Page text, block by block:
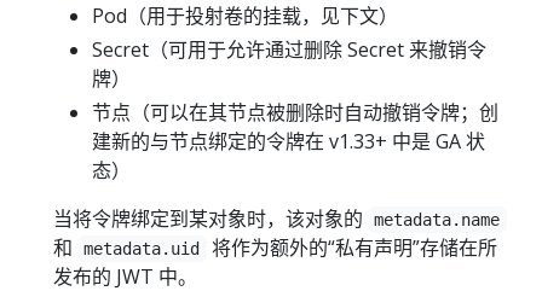
Pod（用于投射卷的挂载，见下文）
Secret（可用于允许通过删除 Secret 来撤销令
牌）
节点（可以在其节点被删除时自动撤销令牌；创
建新的与节点绑定的令牌在 v1.33+ 中是 GA 状
态）
当将令牌绑定到某对象时，该对象的
metadata.name
和 metadata.uid
将作为额外的“私有声明”存储在所
发布的 JWT 中。